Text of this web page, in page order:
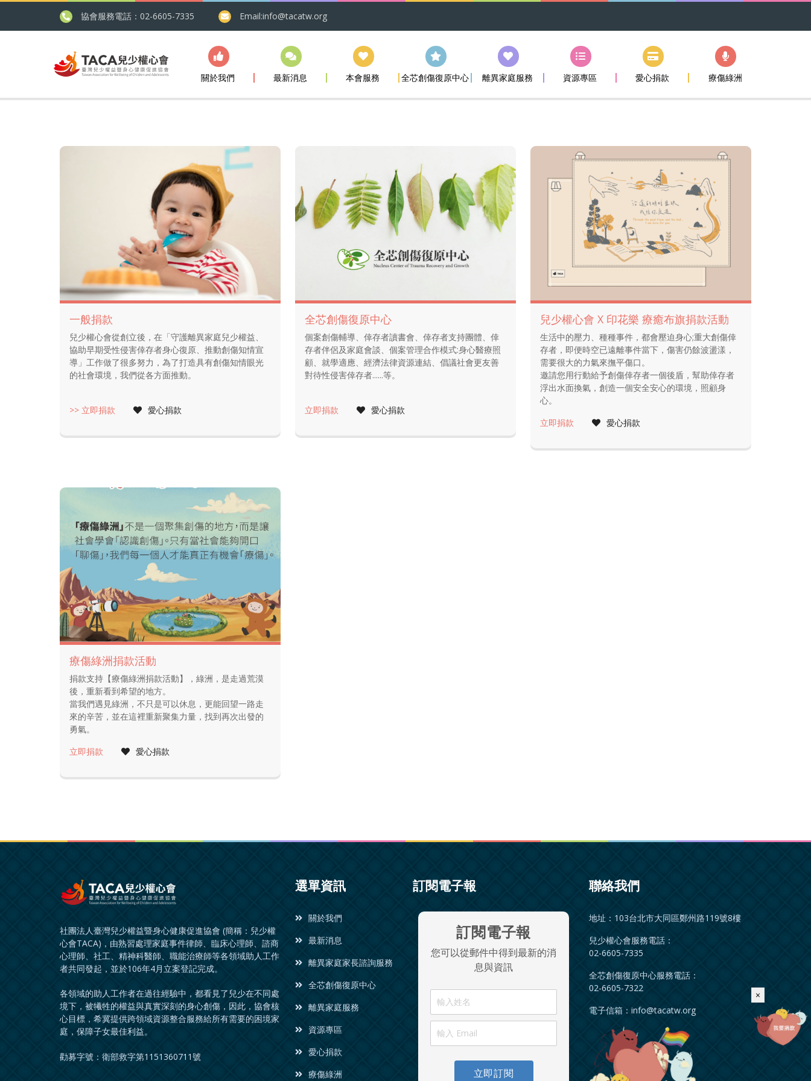
×
協會服務電話：02-6605-7335 Email:info@tacatw.org
關於我們 最新消息 本會服務 全芯創傷復原中心 離異家庭服務 資源專區 愛心捐款 療傷綠洲
一般捐款
兒少權心會從創立後，在「守護離異家庭兒少權益、
協助早期受性侵害倖存者身心復原、推動創傷知情宣
導」工作做了很多努力，為了打造具有創傷知情眼光
的社會環境，我們從各方面推動。
>> 立即捐款 愛心捐款
全芯創傷復原中心
個案創傷輔導、倖存者讀書會、倖存者支持團體、倖
存者伴侶及家庭會談、個案管理合作模式:身心醫療照
顧、就學適應、經濟法律資源連結、倡議社會更友善
對待性侵害倖存者......等。
立即捐款 愛心捐款
兒少權心會 X 印花樂 療癒布旗捐款活動
生活中的壓力、種種事件，都會壓迫身心;重大創傷倖
存者，即便時空已遠離事件當下，傷害仍餘波盪漾，
需要很大的力氣來撫平傷口。
邀請您用行動給予創傷倖存者一個後盾，幫助倖存者
浮出水面換氣，創造一個安全安心的環境，照顧身
心。
立即捐款
愛心捐款
療傷綠洲捐款活動
捐款支持【療傷綠洲捐款活動】，綠洲，是走過荒漠
後，重新看到希望的地方。
當我們遇見綠洲，不只是可以休息，更能回望一路走
來的辛苦，並在這裡重新聚集力量，找到再次出發的
勇氣。
立即捐款
愛心捐款
社團法人臺灣兒少權益暨身心健康促進協會 (簡稱：兒少權
心會TACA)，由熟習處理家庭事件律師、臨床心理師、諮商
心理師、社工、精神科醫師、職能治療師等各領域助人工作
者共同發起，並於106年4月立案登記完成。
各領域的助人工作者在過往經驗中，都看見了兒少在不同處
境下，被犧牲的權益與真實深刻的身心創傷，因此，協會核
心目標，希冀提供跨領域資源整合服務給所有需要的困境家
庭，保障子女最佳利益。
勸募字號：衛部救字第1151360711號
選單資訊
關於我們
最新消息
離異家庭家長諮詢服務
全芯創傷復原中心
離異家庭服務
資源專區
愛心捐款
療傷綠洲
訂閱電子報
訂閱電子報
您可以從郵件中得到最新的消
息與資訊
立即訂閱
聯絡我們
地址：103台北市大同區鄭州路119號8樓
兒少權心會服務電話：
02-6605-7335
全芯創傷復原中心服務電話：
02-6605-7322
電子信箱：info@tacatw.org